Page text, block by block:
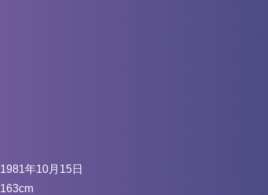
1981年10月15日
163cm